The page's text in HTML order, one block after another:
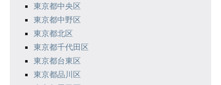
東京都中央区
東京都中野区
東京都北区
東京都千代田区
東京都台東区
東京都品川区